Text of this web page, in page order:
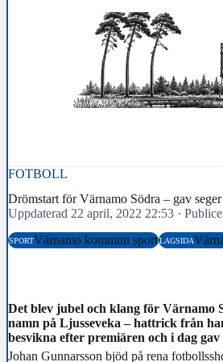
FOTBOLL
Drömstart för Värnamo Södra – gav
Uppdaterad 22 april, 2022 22:53 ·
SPORTVärnamo kommun sportLAGSIDA
Det blev jubel och klang för Värnamo
namn på Ljusseveka – hattrick från
besvikna efter premiären och i dag
Johan Gunnarsson bjöd på rena